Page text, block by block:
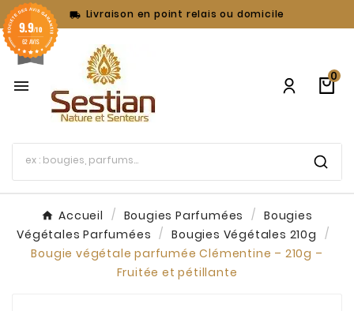
 Livraison en point relais ou domicile

0
Accueil Bougies Parfumées
Bougies
Végétales Parfumées
Bougies Végétales 210g
Bougie végétale parfumée Clémentine – 210g –
Fruitée et pétillante
9.9/10
62 AVIS